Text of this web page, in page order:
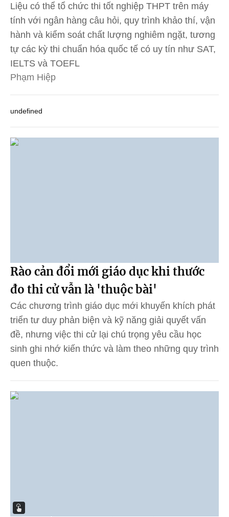
Liệu có thể tổ chức thi tốt nghiệp THPT trên máy
tính với ngân hàng câu hỏi, quy trình khảo thí, vận
hành và kiểm soát chất lượng nghiêm ngặt, tương
tự các kỳ thi chuẩn hóa quốc tế có uy tín như SAT,
IELTS và TOEFL
Phạm Hiệp
undefined
Rào cản đổi mới giáo dục khi thước
đo thi cử vẫn là 'thuộc bài'
Các chương trình giáo dục mới khuyến khích phát
triển tư duy phản biện và kỹ năng giải quyết vấn
đề, nhưng việc thi cử lại chú trọng yêu cầu học
sinh ghi nhớ kiến thức và làm theo những quy trình
quen thuộc.